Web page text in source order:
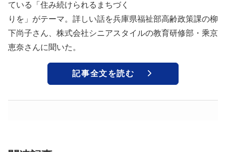
ている「住み続けられるまちづく
りを」がテーマ。詳しい話を兵庫県福祉部高齢政策課の柳
下尚子さん、株式会社シニアスタイルの教育研修部・乘京
恵奈さんに聞いた。
記事全文を読む